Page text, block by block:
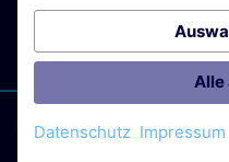
2 DOZEN 230V 16A 3-
90° GEDRAAID WORDEN.
TYPE
Alle
Datenschutz Impressum